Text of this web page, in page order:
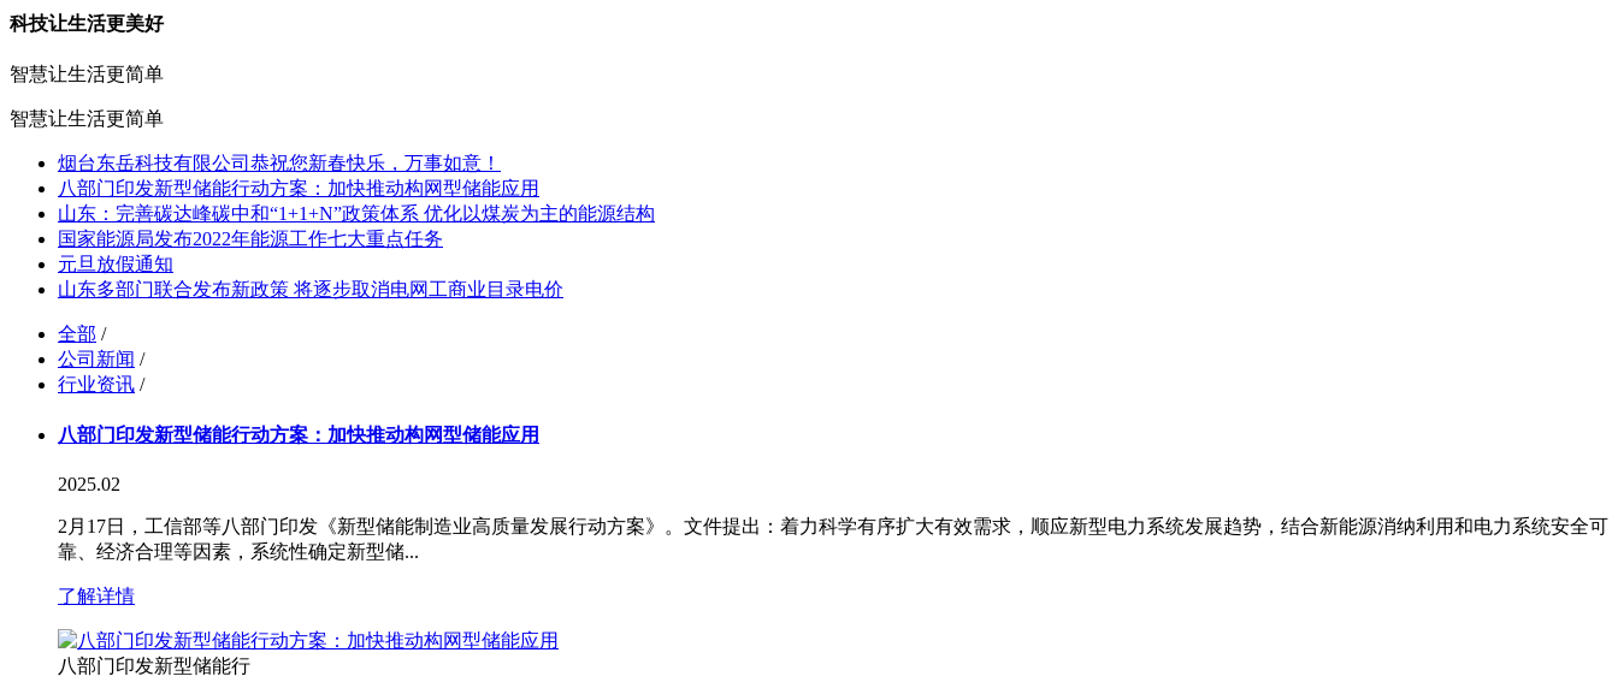
科技让生活更美好
智慧让生活更简单
智慧让生活更简单
烟台东岳科技有限公司恭祝您新春快乐，万事如意！
八部门印发新型储能行动方案：加快推动构网型储能应用
山东：完善碳达峰碳中和“1+1+N”政策体系 优化以煤炭为主的能源结构
国家能源局发布2022年能源工作七大重点任务
元旦放假通知
山东多部门联合发布新政策 将逐步取消电网工商业目录电价
全部 /
公司新闻 /
行业资讯 /
八部门印发新型储能行动方案：加快推动构网型储能应用
2025.02
2月17日，工信部等八部门印发《新型储能制造业高质量发展行动方案》。文件提出：着力科学有序扩大有效需求，顺应新型电力系统发展趋势，结合新能源消纳利用和电力系统安全可
靠、经济合理等因素，系统性确定新型储...
了解详情
八部门印发新型储能行